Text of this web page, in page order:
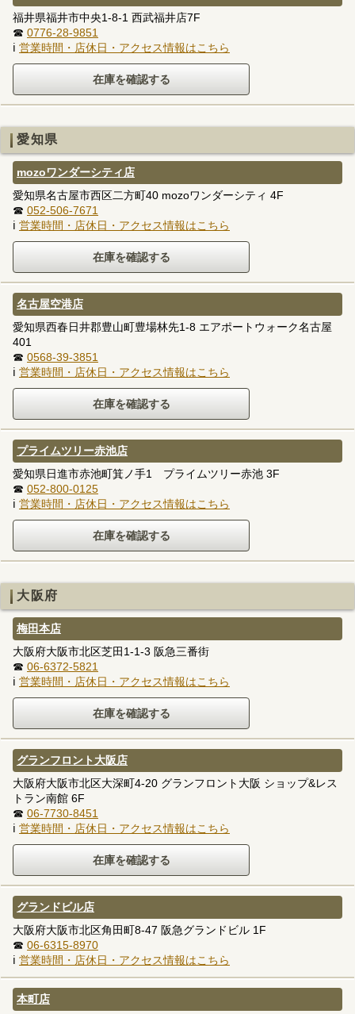
福井県福井市中央1-8-1 西武福井店7F
☎ 0776-28-9851
ℹ 営業時間・店休日・アクセス情報はこちら
愛知県
mozoワンダーシティ店
愛知県名古屋市西区二方町40 mozoワンダーシティ 4F
☎ 052-506-7671
ℹ 営業時間・店休日・アクセス情報はこちら
名古屋空港店
愛知県西春日井郡豊山町豊場林先1-8 エアポートウォーク名古屋
401
☎ 0568-39-3851
ℹ 営業時間・店休日・アクセス情報はこちら
プライムツリー赤池店
愛知県日進市赤池町箕ノ手1 プライムツリー赤池 3F
☎ 052-800-0125
ℹ 営業時間・店休日・アクセス情報はこちら
大阪府
梅田本店
大阪府大阪市北区芝田1-1-3 阪急三番街
☎ 06-6372-5821
ℹ 営業時間・店休日・アクセス情報はこちら
グランフロント大阪店
大阪府大阪市北区大深町4-20 グランフロント大阪 ショップ&レス
トラン南館 6F
☎ 06-7730-8451
ℹ 営業時間・店休日・アクセス情報はこちら
グランドビル店
大阪府大阪市北区角田町8-47 阪急グランドビル 1F
☎ 06-6315-8970
ℹ 営業時間・店休日・アクセス情報はこちら
本町店